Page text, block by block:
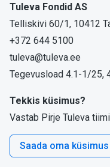
Tuleva Fondid AS
Telliskivi 60/1, 10412
+372 644 5100
tuleva@tuleva.ee
Tegevusload 4.1-1/25,
Tekkis küsimus?
Vastab Pirje Tuleva
Saada oma küsimus